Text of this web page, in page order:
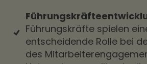
Führungskräfte spielen
entscheidende Rolle bei
des